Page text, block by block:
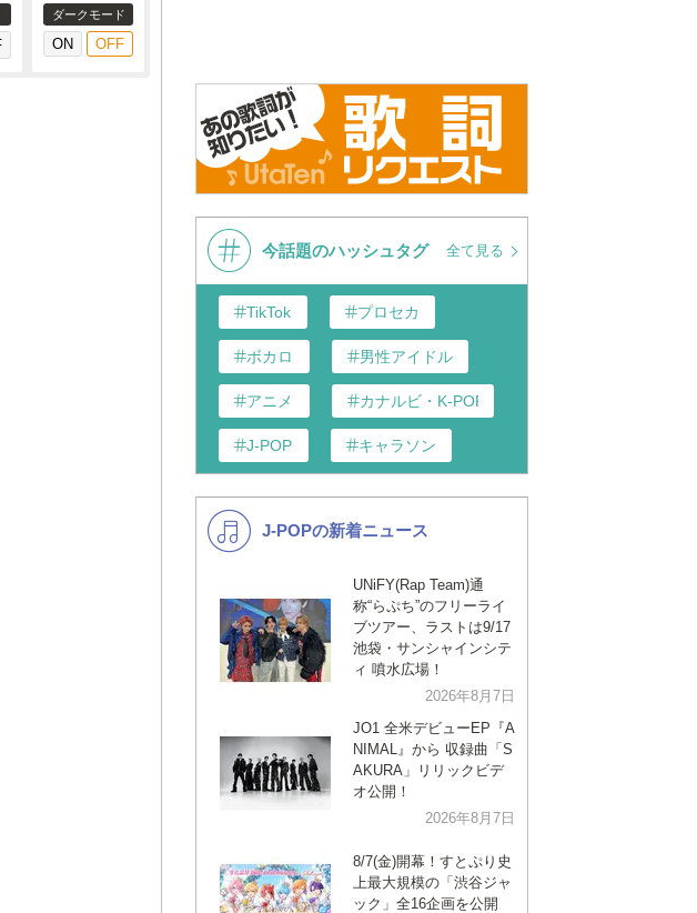
ダークモード
今話題のハッシュタグ 全て見る
TikTok プロセカ
ボカロ 男性アイドル
アニメ カナルビ・K-POP和訳
J-POP キャラソン
K-POP バンド
洋楽
VTuber ディズニー
J-POPの新着ニュース
UNiFY(Rap Team)通
称“らぷち”のフリーライ
ブツアー、ラストは9/17
池袋・サンシャインシテ
ィ 噴水広場！
2026年8月7日
JO1 全米デビューEP『A
NIMAL』から 収録曲「S
AKURA」リリックビデ
オ公開！
2026年8月7日
8/7(金)開幕！すとぷり史
上最大規模の「渋谷ジャ
ック」全16企画を公開